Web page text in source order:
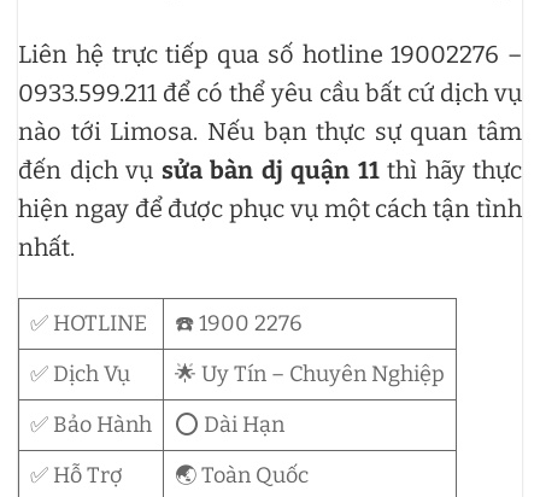
Liên hệ trực tiếp qua số hotline 19002276 –
0933.599.211 để có thể yêu cầu bất cứ dịch vụ
nào tới Limosa. Nếu bạn thực sự quan tâm
đến dịch vụ sửa bàn dj quận 11thì hãy thực
hiện ngay để được phục vụ một cách tận tình
nhất.
✅ HOTLINE
☎️ 1900 2276
✅ Dịch Vụ
🌟 Uy Tín – Chuyên Nghiệp
✅ Bảo Hành
⭕ Dài Hạn
✅ Hỗ Trợ
🌏 Toàn Quốc